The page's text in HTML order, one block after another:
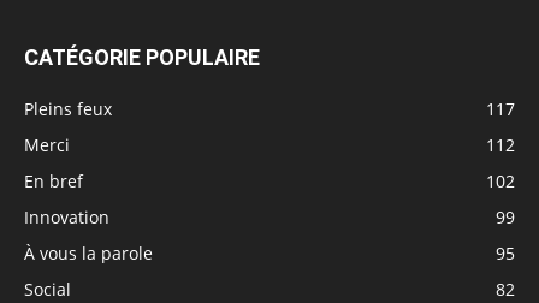
CATÉGORIE POPULAIRE
Pleins feux
117
Merci
112
En bref
102
Innovation
99
À vous la parole
95
Social
82